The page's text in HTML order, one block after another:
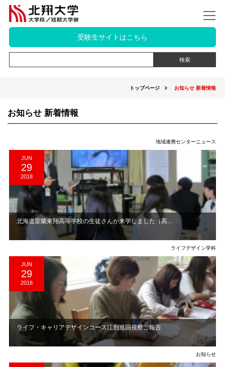
受験生サイトはこちら
トップページ お知らせ 新着情報
お知らせ 新着情報
地域連携センターニュース
JUN
29
2018
北海道室蘭東翔高等学校の生徒さんが来学しました（高...
ライフデザイン学科
JUN
29
2018
ライフ・キャリアデザインコース江別巡回視察ご報告
お知らせ